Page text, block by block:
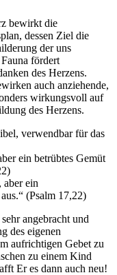
bewirkt die
dessen Ziel die
der uns
fördert
des Herzens.
auch anziehende,
wirkungsvoll auf
des Herzens.
verwendbar für das
ein betrübtes Gemüt
aber ein
(Psalm 17,22)
angebracht und
des eigenen
aufrichtigen Gebet zu
zu einem Kind
Er es dann auch neu!